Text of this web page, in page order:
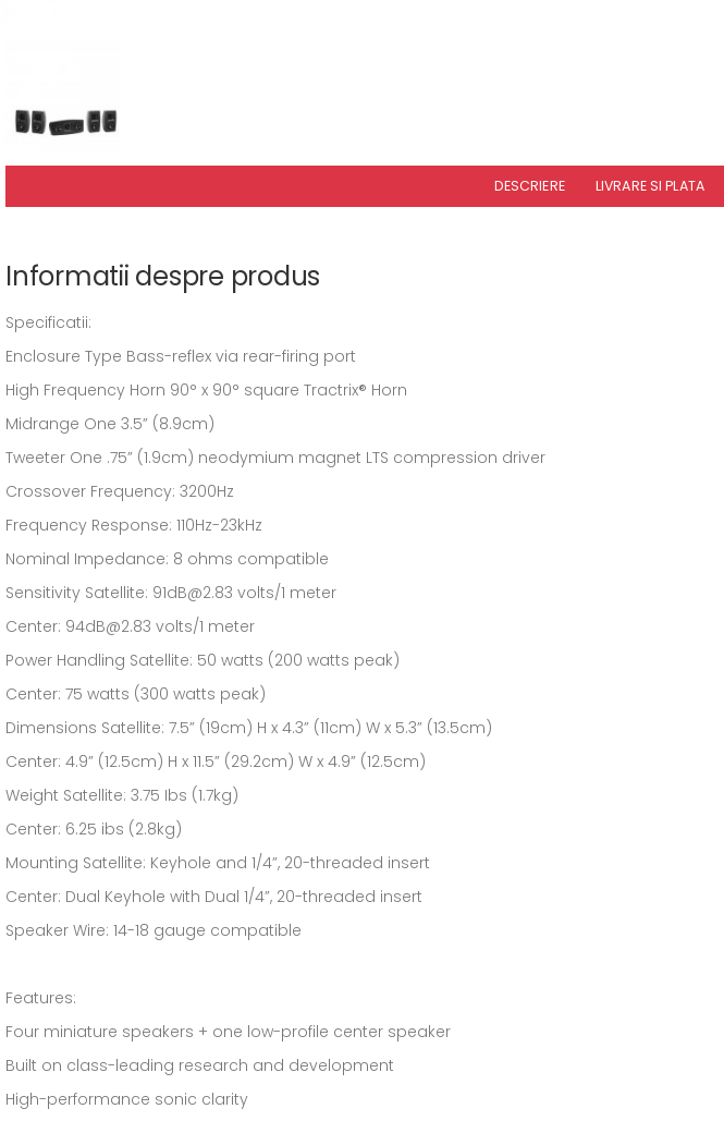
DESCRIERE LIVRARE SI PLATA
Informatii despre produs
Specificatii:
Enclosure Type Bass-reflex via rear-firing port
High Frequency Horn 90° x 90° square Tractrix® Horn
Midrange One 3.5” (8.9cm)
Tweeter One .75” (1.9cm) neodymium magnet LTS compression driver
Crossover Frequency: 3200Hz
Frequency Response: 110Hz-23kHz
Nominal Impedance: 8 ohms compatible
Sensitivity Satellite: 91dB@2.83 volts/1 meter
Center: 94dB@2.83 volts/1 meter
Power Handling Satellite: 50 watts (200 watts peak)
Center: 75 watts (300 watts peak)
Dimensions Satellite: 7.5” (19cm) H x 4.3” (11cm) W x 5.3” (13.5cm)
Center: 4.9” (12.5cm) H x 11.5” (29.2cm) W x 4.9” (12.5cm)
Weight Satellite: 3.75 Ibs (1.7kg)
Center: 6.25 ibs (2.8kg)
Mounting Satellite: Keyhole and 1/4”, 20-threaded insert
Center: Dual Keyhole with Dual 1/4”, 20-threaded insert
Speaker Wire: 14-18 gauge compatible
Features:
Four miniature speakers + one low-profile center speaker
Built on class-leading research and development
High-performance sonic clarity